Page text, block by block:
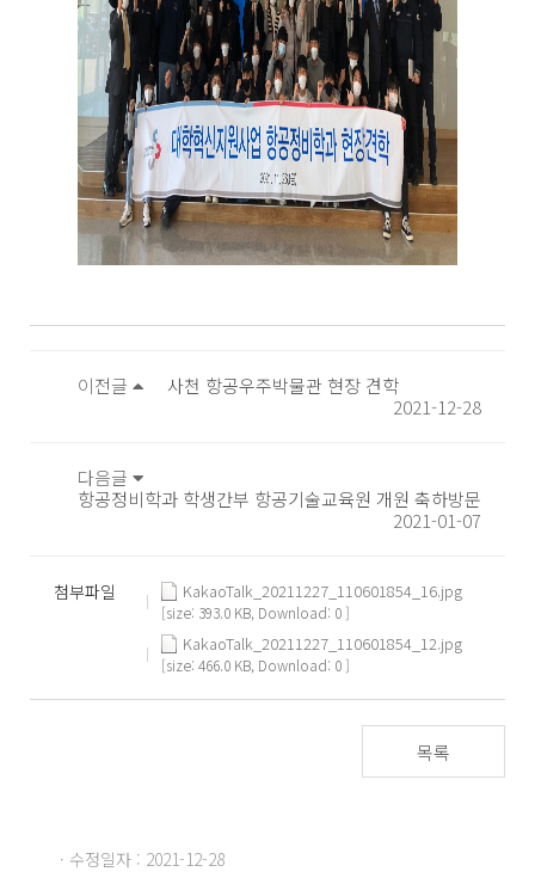
이전글
사천 항공우주박물관 현장 견학
2021-12-28
다음글
항공정비학과 학생간부 항공기술교육원 개원 축하방문
2021-01-07
첨부파일 KakaoTalk_20211227_110601854_16.jpg
[size: 393.0 KB, Download: 0 ]
KakaoTalk_20211227_110601854_12.jpg
[size: 466.0 KB, Download: 0 ]
목록
· 수정일자 : 2021-12-28